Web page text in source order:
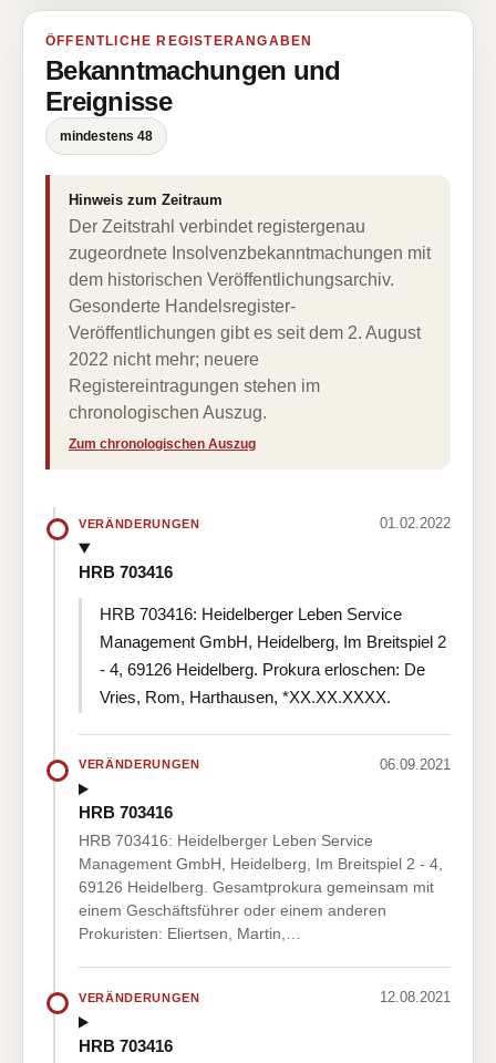
ÖFFENTLICHE REGISTERANGABEN
Bekanntmachungen und
Ereignisse
mindestens 48
Hinweis zum Zeitraum
Der Zeitstrahl verbindet registergenau
zugeordnete Insolvenzbekanntmachungen mit
dem historischen Veröffentlichungsarchiv.
Gesonderte Handelsregister-
Veröffentlichungen gibt es seit dem 2. August
2022 nicht mehr; neuere
Registereintragungen stehen im
chronologischen Auszug.
Zum chronologischen Auszug
VERÄNDERUNGEN 01.02.2022
HRB 703416
HRB 703416: Heidelberger Leben Service
Management GmbH, Heidelberg, Im Breitspiel 2
- 4, 69126 Heidelberg. Prokura erloschen: De
Vries, Rom, Harthausen, *XX.XX.XXXX.
VERÄNDERUNGEN 06.09.2021
HRB 703416
HRB 703416: Heidelberger Leben Service
Management GmbH, Heidelberg, Im Breitspiel 2 - 4,
69126 Heidelberg. Gesamtprokura gemeinsam mit
einem Geschäftsführer oder einem anderen
Prokuristen: Eliertsen, Martin,…
VERÄNDERUNGEN 12.08.2021
HRB 703416